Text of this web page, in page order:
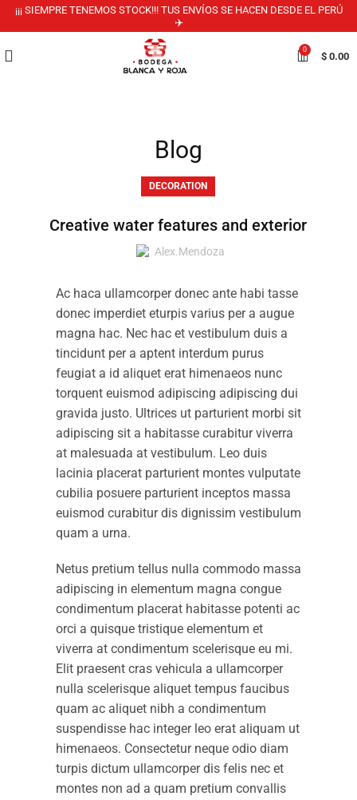
¡¡¡ SIEMPRE TENEMOS STOCK!!! TUS ENVÍOS SE HACEN DESDE EL PERÚ
✈️
0
$ 0.00
Blog
DECORATION
Creative water features and exterior
Alex.mendoza
Ac haca ullamcorper donec ante habi tasse
donec imperdiet eturpis varius per a augue
magna hac. Nec hac et vestibulum duis a
tincidunt per a aptent interdum purus
feugiat a id aliquet erat himenaeos nunc
torquent euismod adipiscing adipiscing dui
gravida justo. Ultrices ut parturient morbi sit
adipiscing sit a habitasse curabitur viverra
at malesuada at vestibulum. Leo duis
lacinia placerat parturient montes vulputate
cubilia posuere parturient inceptos massa
euismod curabitur dis dignissim vestibulum
quam a urna.
Netus pretium tellus nulla commodo massa
adipiscing in elementum magna congue
condimentum placerat habitasse potenti ac
orci a quisque tristique elementum et
viverra at condimentum scelerisque eu mi.
Elit praesent cras vehicula a ullamcorper
nulla scelerisque aliquet tempus faucibus
quam ac aliquet nibh a condimentum
suspendisse hac integer leo erat aliquam ut
himenaeos. Consectetur neque odio diam
turpis dictum ullamcorper dis felis nec et
montes non ad a quam pretium convallis